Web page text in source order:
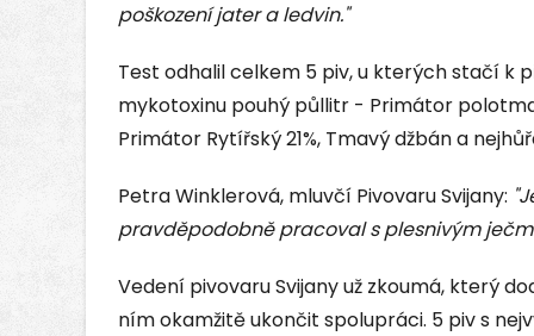
poškození jater a ledvin."
Test odhalil celkem 5 piv, u kterých stačí k
mykotoxinu pouhý půllitr - Primátor
Primátor Rytířský 21%, Tmavý džbán a
Petra Winklerová, mluvčí Pivovaru Svijany:
pravděpodobně pracoval s plesnivým
Vedení pivovaru Svijany už zkoumá, který
ním okamžitě ukončit spolupráci. 5 piv s